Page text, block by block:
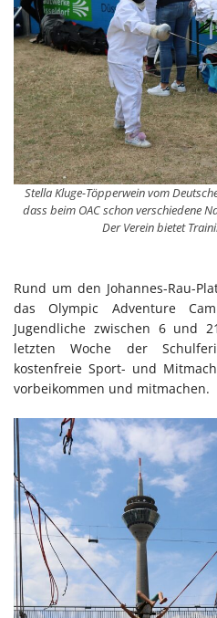
Stella Kluge-Töpperwein vom
dass beim OAC schon verschiedene
Der Verein bietet
Rund um den Johannes-Rau-
das Olympic Adventure
Jugendliche zwischen 6 und
letzten Woche der
kostenfreie Sport- und
vorbeikommen und mitmachen.